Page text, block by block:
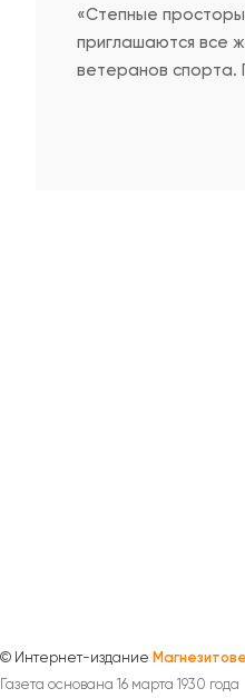
«Степные
приглашаются все
ветеранов спорта.
© Интернет-издание
Газета основана 16 марта 1930 года